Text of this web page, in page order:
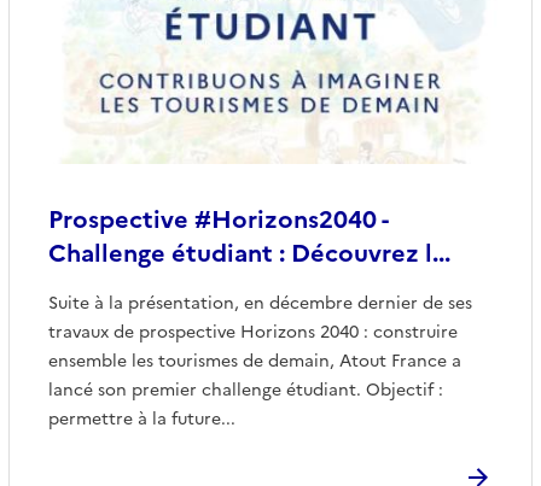
Prospective #Horizons2040 -
Challenge étudiant : Découvrez l...
Suite à la présentation, en décembre dernier de ses
travaux de prospective Horizons 2040 : construire
ensemble les tourismes de demain, Atout France a
lancé son premier challenge étudiant. Objectif :
permettre à la future...